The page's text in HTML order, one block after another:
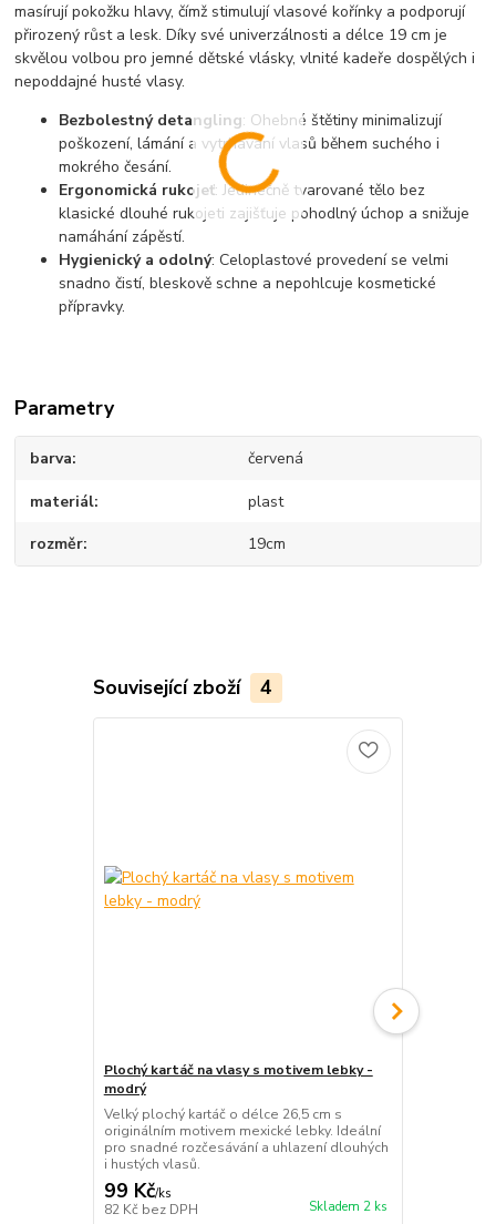
masírují pokožku hlavy, čímž stimulují vlasové kořínky a podporují
přirozený růst a lesk. Díky své univerzálnosti a délce 19 cm je
skvělou volbou pro jemné dětské vlásky, vlnité kadeře dospělých i
nepoddajné husté vlasy.
Bezbolestný detangling: Ohebné štětiny minimalizují
poškození, lámání a vytrhávání vlasů během suchého i
mokrého česání.
Ergonomická rukojeť: Jedinečně tvarované tělo bez
klasické dlouhé rukojeti zajišťuje pohodlný úchop a snižuje
namáhání zápěstí.
Hygienický a odolný: Celoplastové provedení se velmi
snadno čistí, bleskově schne a nepohlcuje kosmetické
přípravky.
Parametry
barva červená
materiál plast
rozměr 19cm
Související zboží 4
Plochý kartáč na vlasy s motivem lebky -
modrý
Velký plochý kartáč o délce 26,5 cm s
originálním motivem mexické lebky. Ideální
pro snadné rozčesávání a uhlazení dlouhých
i hustých vlasů.
99 Kč/ks
82 Kč bez DPH Skladem 2 ks